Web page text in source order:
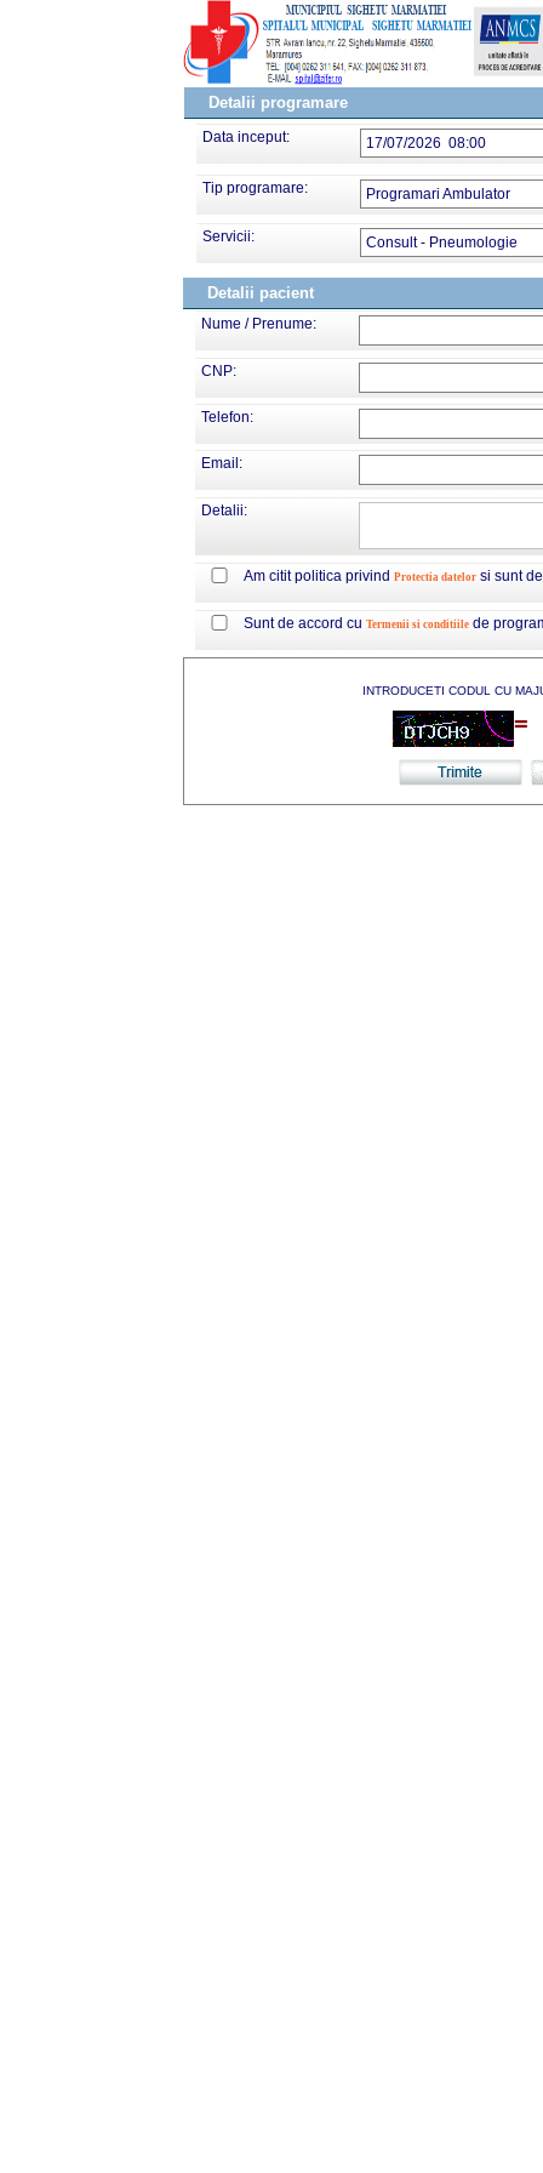
Detalii programare
Data inceput: 17/07/2026 08:00
Tip programare: Programari Ambulator
Servicii: Consult - Pneumologie
Detalii pacient
Nume / Prenume:
CNP:
Telefon:
Email:
Detalii:
Am citit politica privind Protectia datelor si sunt
Sunt de accord cu Termenii si conditiile de
INTRODUCETI CODUL CU
=